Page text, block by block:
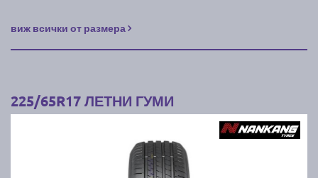
виж всички от размера
225/65R17 ЛЕТНИ ГУМИ